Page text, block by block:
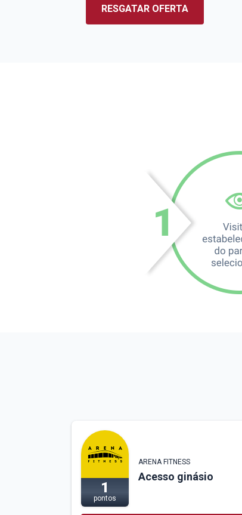
RESGATAR OFERTA
1
pontos
ARENA FITNESS
Acesso ginásio